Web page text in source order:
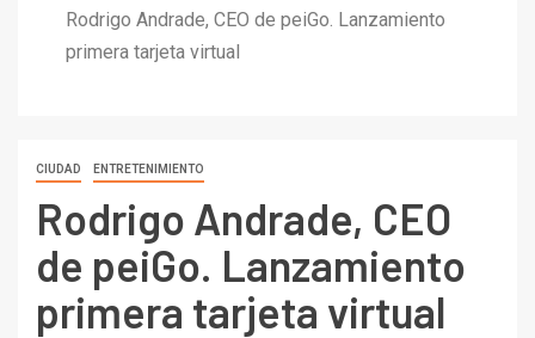
Rodrigo Andrade, CEO de peiGo. Lanzamiento
primera tarjeta virtual
CIUDAD ENTRETENIMIENTO
Rodrigo Andrade, CEO
de peiGo. Lanzamiento
primera tarjeta virtual